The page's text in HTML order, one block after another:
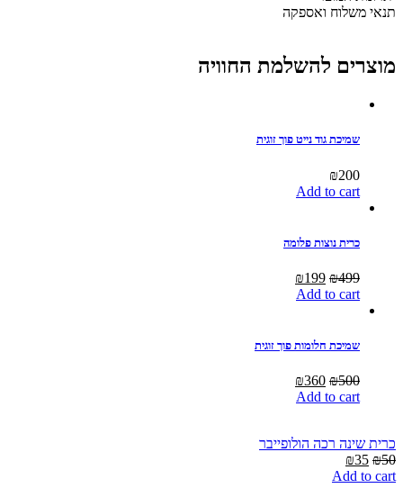
תנאי משלוח ואספקה
מוצרים להשלמת החוויה
שמיכת גוד נייט פוך זוגית
₪200
Add to cart
כרית נוצות פלומה
₪499
Original
price
₪199
Add to cart
שמיכת חלומות פוך זוגית
₪500
Original
price
₪360
Add to cart
כרית שינה רכה הולופייבר
₪50
Original
price
₪35
price
Add to cart